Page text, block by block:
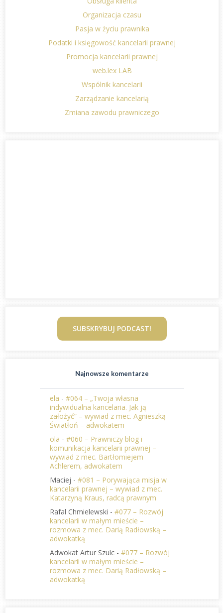
Organizacja czasu
Pasja w życiu prawnika
Podatki i księgowość kancelarii prawnej
Promocja kancelarii prawnej
web.lex LAB
Wspólnik kancelarii
Zarządzanie kancelarią
Zmiana zawodu prawniczego
SUBSKRYBUJ PODCAST!
Najnowsze komentarze
ela - #064 – „Twoja własna
indywidualna kancelaria. Jak ją
założyć” – wywiad z mec. Agnieszką
Światłoń – adwokatem
ola - #060 – Prawniczy blog i
komunikacja kancelarii prawnej –
wywiad z mec. Bartłomiejem
Achlerem, adwokatem
Maciej - #081 – Porywająca misja w
kancelarii prawnej – wywiad z mec.
Katarzyną Kraus, radcą prawnym
Rafal Chmielewski - #077 – Rozwój
kancelarii w małym mieście –
rozmowa z mec. Darią Radłowską –
adwokatką
Adwokat Artur Szulc - #077 – Rozwój
kancelarii w małym mieście –
rozmowa z mec. Darią Radłowską –
adwokatką